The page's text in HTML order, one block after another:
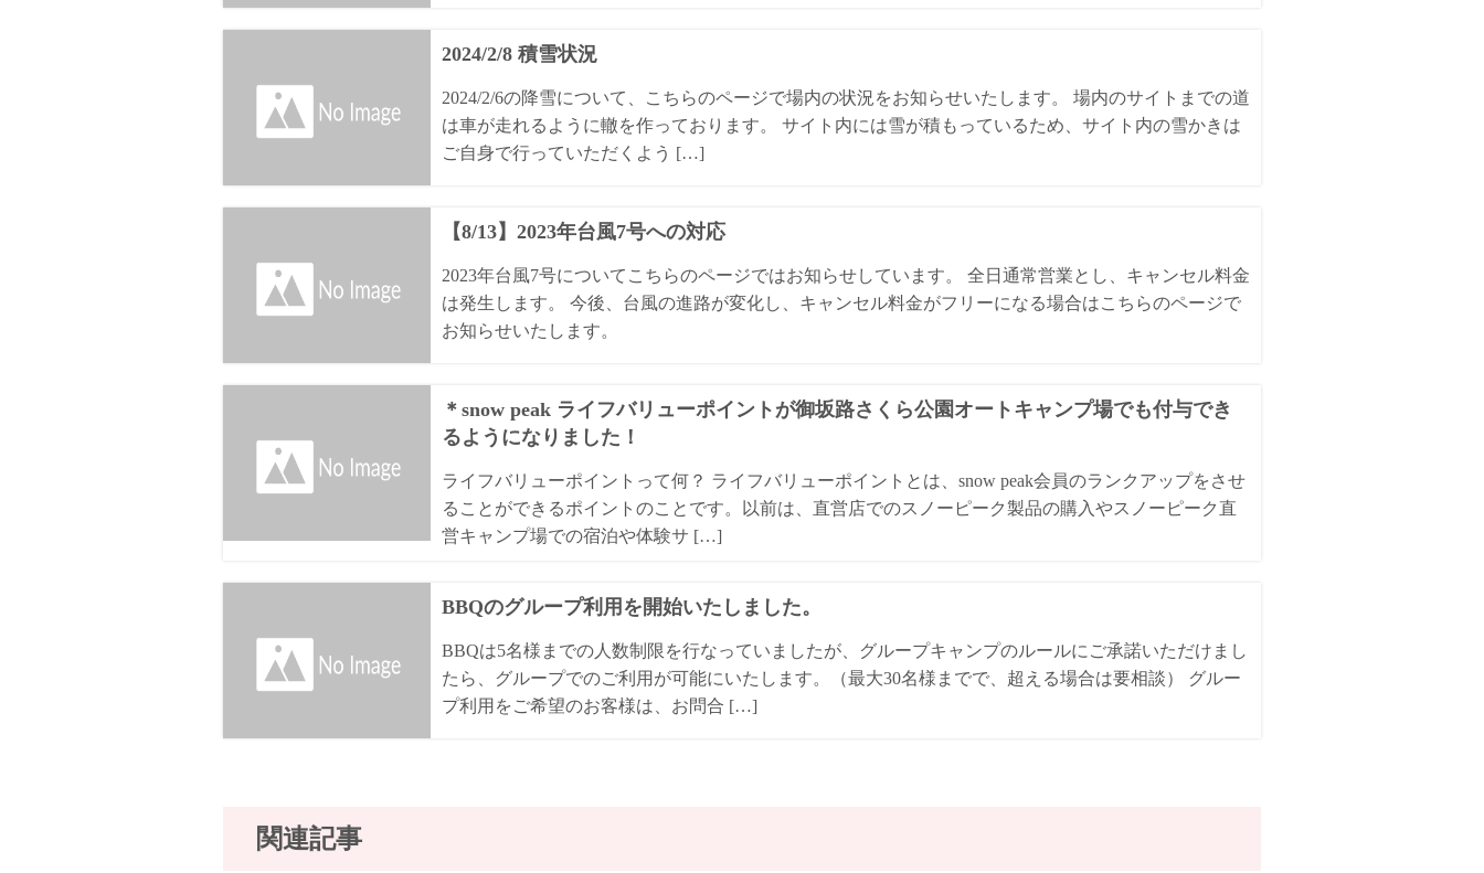
2024/2/8 積雪状況
2024/2/6の降雪について、こちらのページで場内の状況をお知らせいたします。 場内のサイトまでの道
は車が走れるように轍を作っております。 サイト内には雪が積もっているため、サイト内の雪かきは
ご自身で行っていただくよう […]
【8/13】2023年台風7号への対応
2023年台風7号についてこちらのページではお知らせしています。 全日通常営業とし、キャンセル料金
は発生します。 今後、台風の進路が変化し、キャンセル料金がフリーになる場合はこちらのページで
お知らせいたします。
＊snow peak ライフバリューポイントが御坂路さくら公園オートキャンプ場でも付与でき
るようになりました！
ライフバリューポイントって何？ ライフバリューポイントとは、snow peak会員のランクアップをさせ
ることができるポイントのことです。以前は、直営店でのスノーピーク製品の購入やスノーピーク直
営キャンプ場での宿泊や体験サ […]
BBQのグループ利用を開始いたしました。
BBQは5名様までの人数制限を行なっていましたが、グループキャンプのルールにご承諾いただけまし
たら、グループでのご利用が可能にいたします。（最大30名様までで、超える場合は要相談） グルー
プ利用をご希望のお客様は、お問合 […]
関連記事